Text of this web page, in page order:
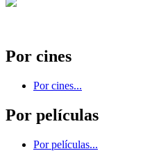
Por cines
Por cines...
Por películas
Por películas...